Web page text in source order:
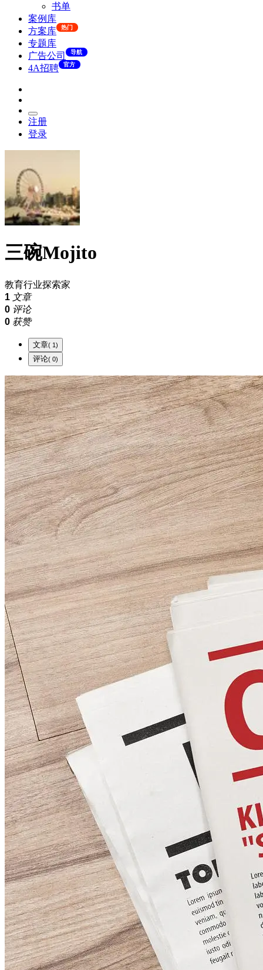
书单
案例库
方案库
热门
专题库
广告公司
导航
4A招聘 官方
注册
登录
三碗Mojito
教育行业探索家
1 文章
0 评论
0 获赞
文章 ( 1)
评论 ( 0)